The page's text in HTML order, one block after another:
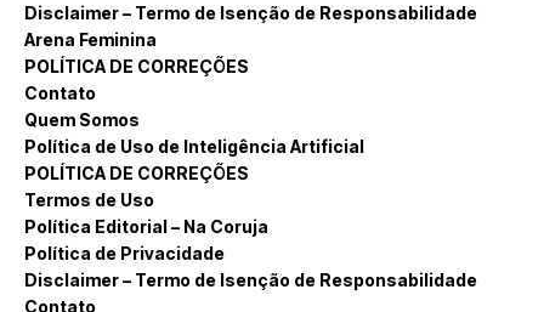
Disclaimer – Termo de Isenção de Responsabilidade
Arena Feminina
POLÍTICA DE CORREÇÕES
Contato
Quem Somos
Política de Uso de Inteligência Artificial
POLÍTICA DE CORREÇÕES
Termos de Uso
Política Editorial – Na Coruja
Política de Privacidade
Disclaimer – Termo de Isenção de Responsabilidade
Contato